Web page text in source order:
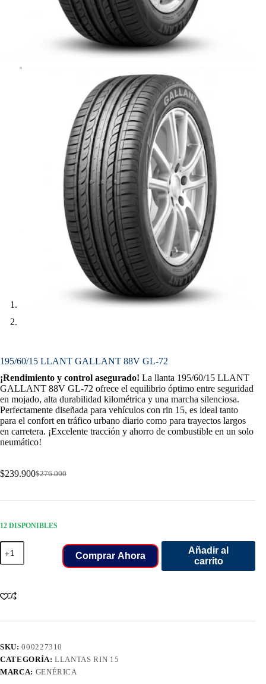
195/60/15 LLANT GALLANT 88V GL-72
¡Rendimiento y control asegurado! La llanta 195/60/15 LLANT
GALLANT 88V GL-72 ofrece el equilibrio óptimo entre seguridad
en mojado, alta durabilidad kilométrica y una marcha silenciosa.
Perfectamente diseñada para vehículos con rin 15, es ideal tanto
para el confort en tráfico urbano diario como para trayectos largos
en carretera. ¡Excelente tracción y ahorro de combustible en un solo
neumático!
$276.000
Original
was:
$239.900Current
is:
12 DISPONIBLES
195/60/15
LLANT
GALLANT
72
Comprar Ahora
Añadir al
carrito
SKU:000227310
CATEGORÍA:LLANTAS RIN 15
MARCA: GENÉRICA